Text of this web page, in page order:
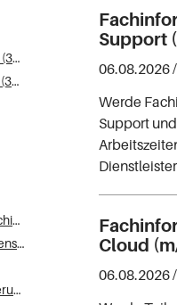
Einkauf / Logistik / Materialwirtschaft (391)
Bildung / Erziehung / Soziale Berufe (373)
Freiberufler / Selbständigkeit / Franchise (102)
Banken / Versicherungen / Finanzdienstleister (101)
Berufskraftfahrer / Personenbeförderung (Land, Wasser, Luft) (55)
Support
06.08.2026 /
Werde
Support
Cloud
06.08.2026